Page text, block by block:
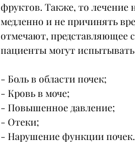
фруктов. Также, то лечение
медленно и не причинять
отмечают, представляющее
пациенты могут
- Боль в области почек;
- Кровь в моче;
- Повышенное давление;
- Отеки;
- Нарушение функции почек.